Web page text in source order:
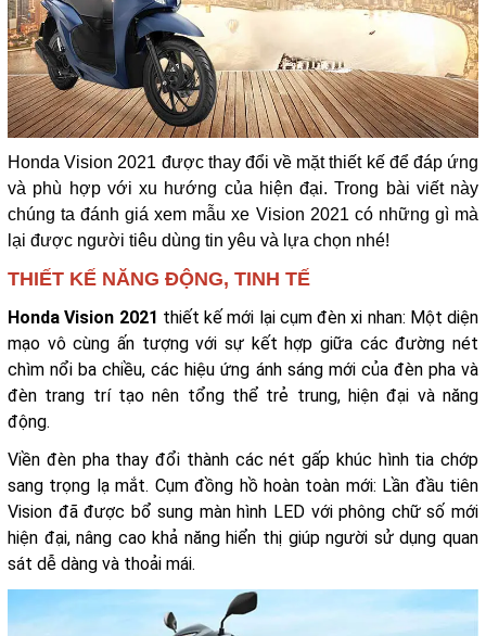
Honda Vision 2021 được thay đổi về mặt thiết kế để đáp ứng
và phù hợp với xu hướng của hiện đại. Trong bài viết này
chúng ta đánh giá xem mẫu xe Vision 2021 có những gì mà
lại được người tiêu dùng tin yêu và lựa chọn nhé!
THIẾT KẾ NĂNG ĐỘNG, TINH TẾ
Honda Vision 2021 thiết kế mới lại cụm đèn xi nhan: Một diện
mạo vô cùng ấn tượng với sự kết hợp giữa các đường nét
chìm nổi ba chiều, các hiệu ứng ánh sáng mới của đèn pha và
đèn trang trí tạo nên tổng thể trẻ trung, hiện đại và năng
động.
Viền đèn pha thay đổi thành các nét gấp khúc hình tia chớp
sang trọng lạ mắt. Cụm đồng hồ hoàn toàn mới: Lần đầu tiên
Vision đã được bổ sung màn hình LED với phông chữ số mới
hiện đại, nâng cao khả năng hiển thị giúp người sử dụng quan
sát dễ dàng và thoải mái.